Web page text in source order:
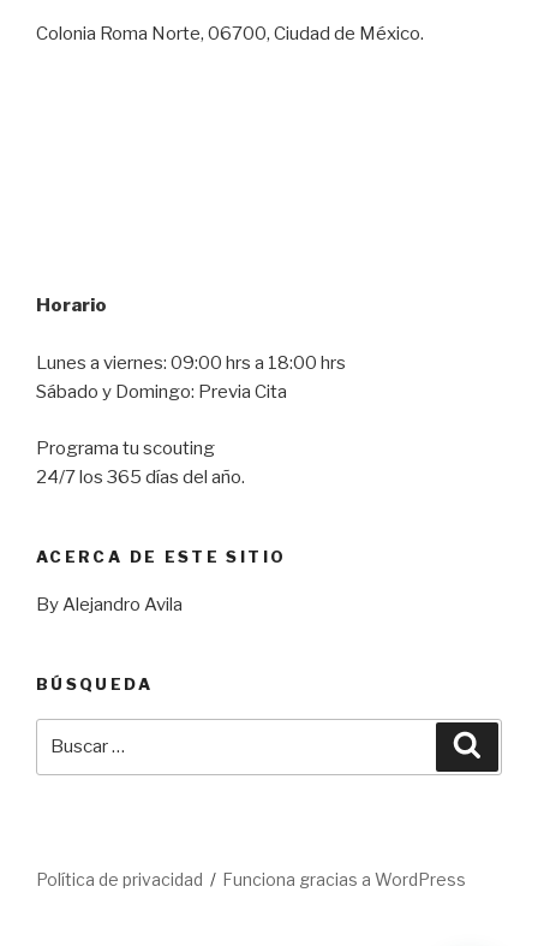
Colonia Roma Norte, 06700, Ciudad de México.
Horario
Lunes a viernes: 09:00 hrs a 18:00 hrs
Sábado y Domingo: Previa Cita
Programa tu scouting
24/7 los 365 días del año.
ACERCA DE ESTE SITIO
By Alejandro Avila
BÚSQUEDA
Política de privacidad Funciona gracias a WordPress